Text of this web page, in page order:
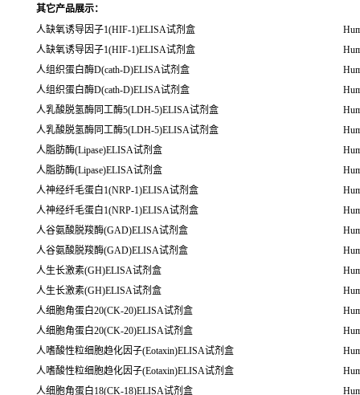
其它产品展示：
人缺氧诱导因子1(HIF-1)ELISA试剂盒
人缺氧诱导因子1(HIF-1)ELISA试剂盒
人组织蛋白酶D(cath-D)ELISA试剂盒
人组织蛋白酶D(cath-D)ELISA试剂盒
人乳酸脱氢酶同工酶5(LDH-5)ELISA试剂盒
人乳酸脱氢酶同工酶5(LDH-5)ELISA试剂盒
人脂肪酶(Lipase)ELISA试剂盒
人脂肪酶(Lipase)ELISA试剂盒
人神经纤毛蛋白1(NRP-1)ELISA试剂盒
人神经纤毛蛋白1(NRP-1)ELISA试剂盒
人谷氨酸脱羧酶(GAD)ELISA试剂盒
人谷氨酸脱羧酶(GAD)ELISA试剂盒
人生长激素(GH)ELISA试剂盒
人生长激素(GH)ELISA试剂盒
人细胞角蛋白20(CK-20)ELISA试剂盒
人细胞角蛋白20(CK-20)ELISA试剂盒
人嗜酸性粒细胞趋化因子(Eotaxin)ELISA试剂盒
人嗜酸性粒细胞趋化因子(Eotaxin)ELISA试剂盒
人细胞角蛋白18(CK-18)ELISA试剂盒